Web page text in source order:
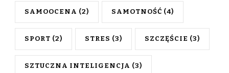
SAMOOCENA (2) SAMOTNOŚĆ (4)
SPORT (2) STRES (3) SZCZĘŚCIE (3)
SZTUCZNA INTELIGENCJA (3)